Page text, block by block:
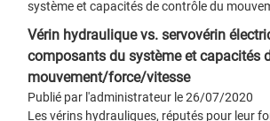
Vérin hydraulique vs. servovérin
composants du système et capacités
mouvement/force/vitesse
Publié par l'administrateur le 26/07/2020
Les vérins hydrauliques, réputés pour leur